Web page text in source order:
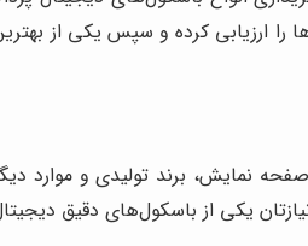
را ارزیابی کرده و سپس یکی از
نمایش، برند تولیدی و موارد دیگر
یکی از باسکول‌های دقیق